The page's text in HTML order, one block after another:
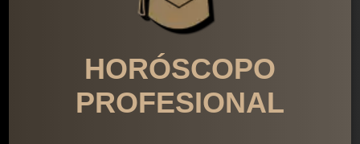
HORÓSCOPO
PROFESIONAL